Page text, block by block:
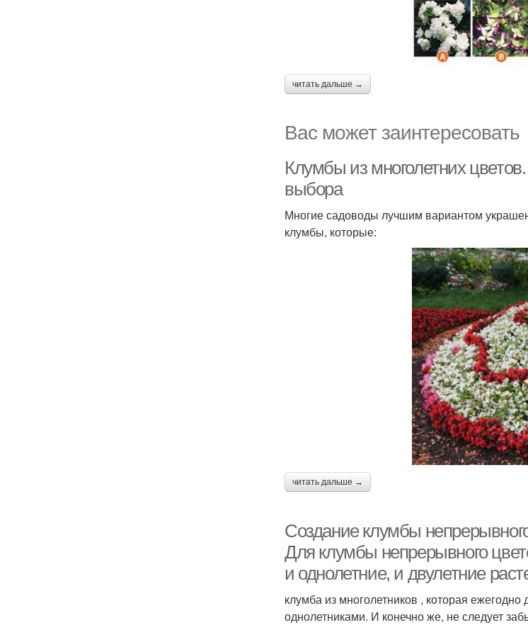
читать дальше →
Вас может заинтересовать
Клумбы из многолетних
выбора
Многие садоводы лучшим вариантом
клумбы, которые:
читать дальше →
Создание клумбы
Для клумбы непрерывного
и однолетние, и двулетние
клумба из многолетников , которая
однолетниками. И конечно же, не следует